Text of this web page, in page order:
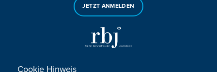
JETZT ANMELDEN
Cookie Hinweis